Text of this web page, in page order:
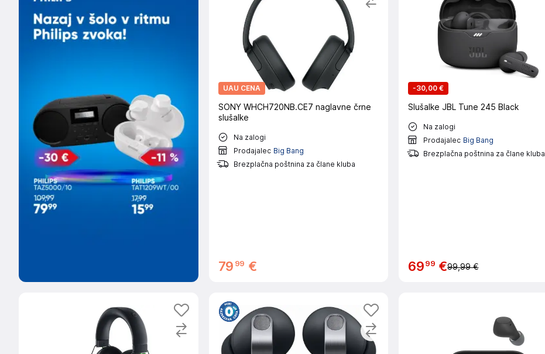
UAU CENA
SONY WHCH720NB.CE7 naglavne črne
slušalke
Na zalogi
Prodajalec Big Bang
Brezplačna poštnina za člane kluba
79 99 €
-30,00 €
Slušalke JBL Tune 245 Black
Na zalogi
Prodajalec Big Bang
Brezplačna poštnina za člane kluba
6999 €99,99 €